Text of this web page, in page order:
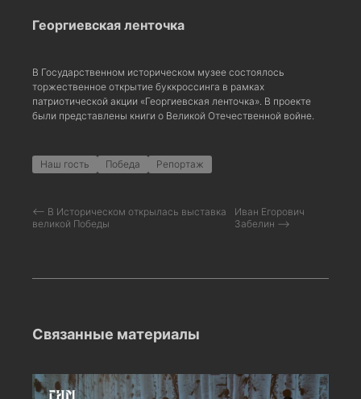
Георгиевская ленточка
В Государственном историческом музее состоялось
торжественное открытие буккроссинга в рамках
патриотической акции «Георгиевская ленточка». В проекте
были представлены книги о Великой Отечественной войне.
Наш гость Победа Репортаж
⟵ В Историческом открылась выставка
великой Победы
Иван Егорович
Забелин ⟶
Связанные материалы